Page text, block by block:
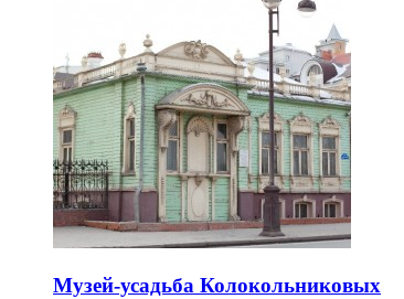
Музей-усадьба Колокольниковых